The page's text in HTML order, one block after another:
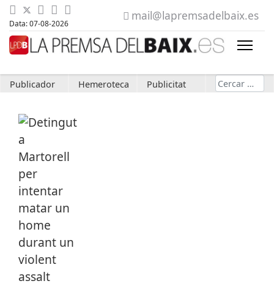
Data: 07-08-2026
mail@lapremsadelbaix.es
Publicador Hemeroteca Publicitat Cerca